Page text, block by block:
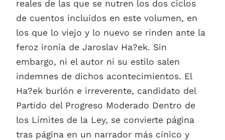
reales de las que se nutren los dos ciclos
de cuentos incluidos en este volumen, en
los que lo viejo y lo nuevo se rinden ante la
feroz ironía de Jaroslav Ha?ek. Sin
embargo, ni el autor ni su estilo salen
indemnes de dichos acontecimientos. El
Ha?ek burlón e irreverente, candidato del
Partido del Progreso Moderado Dentro de
los Límites de la Ley, se convierte página
tras página en un narrador más cínico y